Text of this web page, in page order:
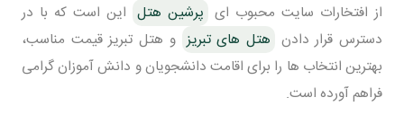
از افتخارات سایت محبوب ای پرشین هتل این است که با در
دسترس قرار دادن هتل های تبریز و هتل تبریز قیمت مناسب،
بهترین انتخاب ها را برای اقامت دانشجویان و دانش آموزان گرامی
فراهم آورده است.